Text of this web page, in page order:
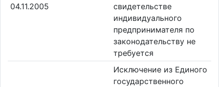
04.11.2005
свидетельстве
индивидуального
предпринимателя по
законодательству не
требуется
Исключение из Единого
государственного